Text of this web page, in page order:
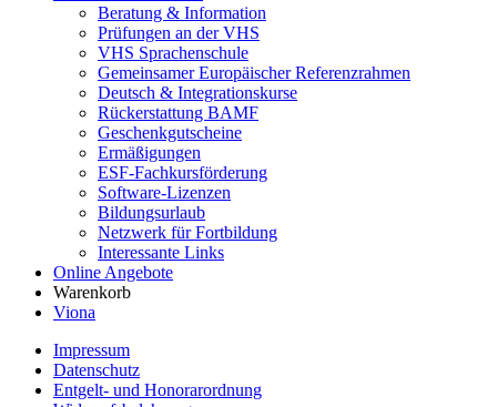
Beratung & Information
Prüfungen an der VHS
VHS Sprachenschule
Gemeinsamer Europäischer Referenzrahmen
Deutsch & Integrationskurse
Rückerstattung BAMF
Geschenkgutscheine
Ermäßigungen
ESF-Fachkursförderung
Software-Lizenzen
Bildungsurlaub
Netzwerk für Fortbildung
Interessante Links
Online Angebote
Warenkorb
Viona
Impressum
Datenschutz
Entgelt- und Honorarordnung